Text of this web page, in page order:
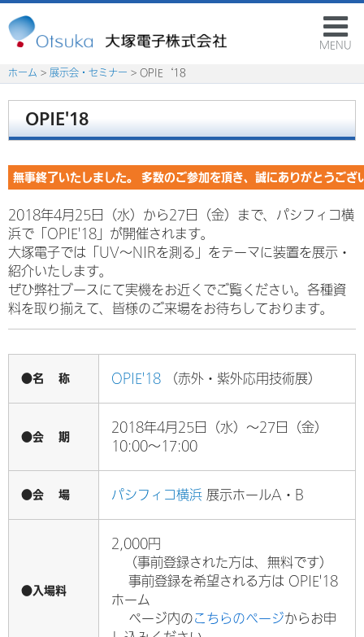
MENU
ホーム > 展示会・セミナー > OPIE‘18
OPIE'18
無事終了いたしました。 多数のご参加を頂き、誠にありがとうござ
2018年4月25日（水）から27日（金）まで、パシフィコ横
浜で「OPIE'18」が開催されます。
大塚電子では「UV～NIRを測る」をテーマに装置を展示・
紹介いたします。
ぜひ弊社ブースにて実機をお近くでご覧ください。各種資
料を取り揃えて、皆様のご来場をお待ちしております。
●名 称 OPIE'18 （赤外・紫外応用技術展）
●会 期
2018年4月25日（水）～27日（金）
10:00～17:00
●会 場 パシフィコ横浜 展示ホールA・B
●入場料
2,000円
（事前登録された方は、無料です）
事前登録を希望される方は OPIE'18
ホーム
ページ内のこちらのページからお申